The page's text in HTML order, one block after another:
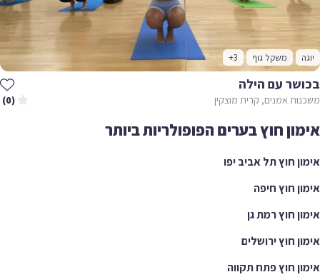
יוגה משקל גוף +3
בכושר עם הילה
משכנות אמנים, קרית מוצקין (0)
אימון חוץ בערים הפופולריות ביותר
אימון חוץ תל אביב יפו
אימון חוץ חיפה
אימון חוץ רמת גן
אימון חוץ ירושלים
אימון חוץ פתח תקווה